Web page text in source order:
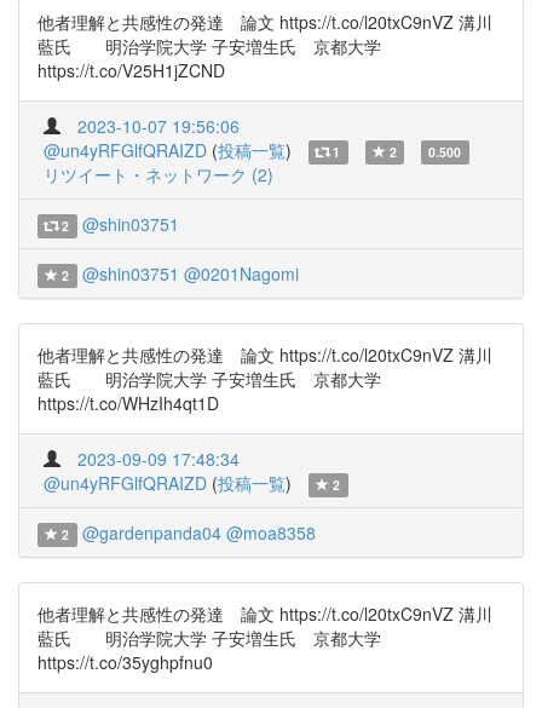
他者理解と共感性の発達 論文 https://t.co/l20txC9nVZ 溝川
藍氏 明治学院大学 子安増生氏 京都大学
https://t.co/V25H1jZCND
2023-10-07 19:56:06
@un4yRFGlfQRAIZD (投稿一覧) 1 2 0.500
リツイート・ネットワーク (2)
2 @shin03751
2 @shin03751 @0201Nagomi
他者理解と共感性の発達 論文 https://t.co/l20txC9nVZ 溝川
藍氏 明治学院大学 子安増生氏 京都大学
https://t.co/WHzIh4qt1D
2023-09-09 17:48:34
@un4yRFGlfQRAIZD (投稿一覧) 2
2 @gardenpanda04 @moa8358
他者理解と共感性の発達 論文 https://t.co/l20txC9nVZ 溝川
藍氏 明治学院大学 子安増生氏 京都大学
https://t.co/35yghpfnu0